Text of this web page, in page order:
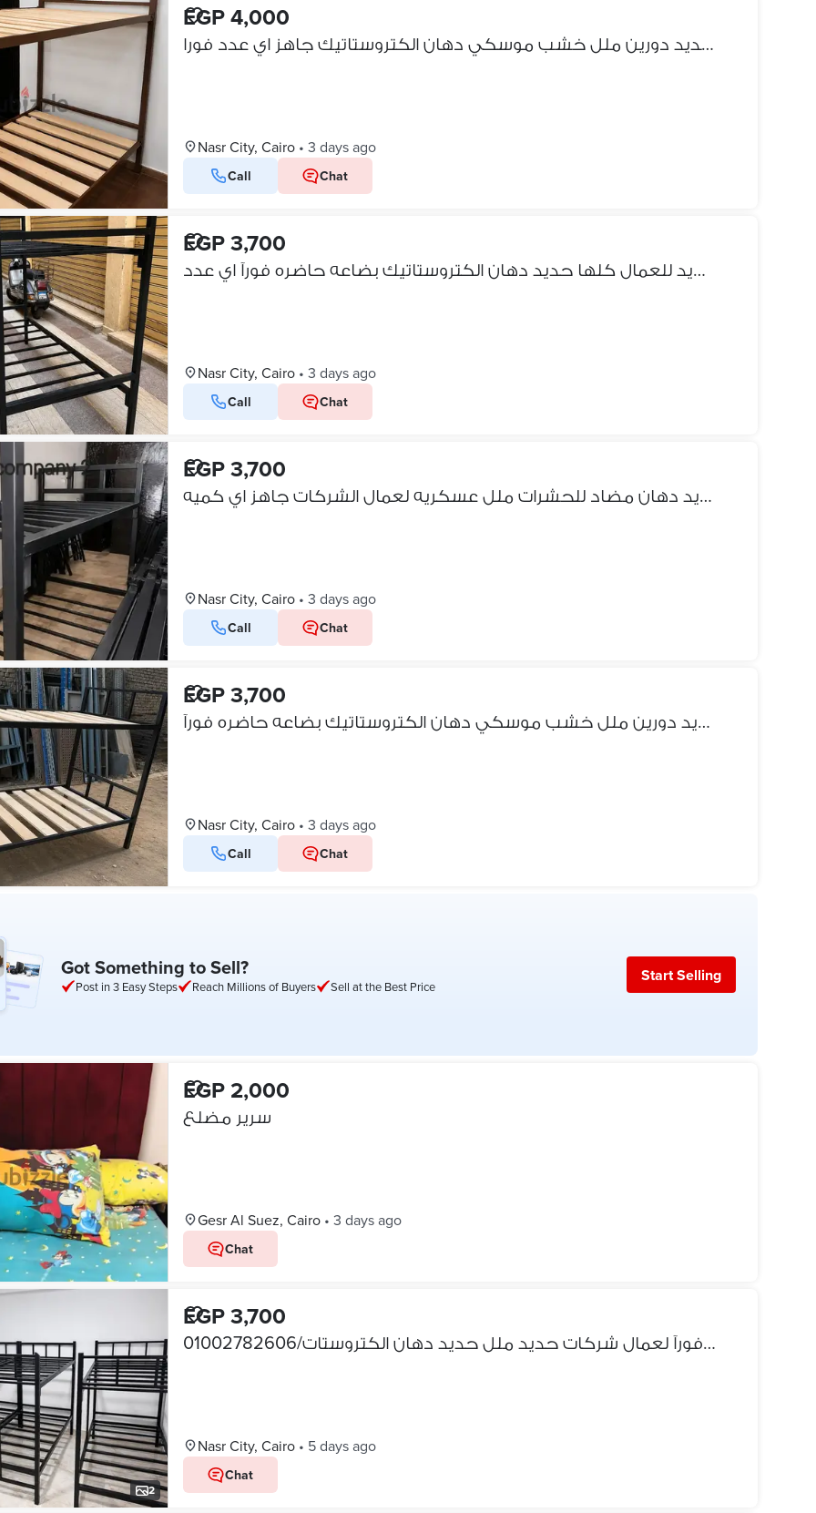
EGP 4,000
سراير حديد دورين ملل خشب موسكي دهان الكتروستاتيك جاهز اي عدد فورا
Nasr City, Cairo • 3 days ago
Call Chat
EGP 3,700
سراير حديد للعمال كلها حديد دهان الكتروستاتيك بضاعه حاضره فورآ اي عدد
Nasr City, Cairo • 3 days ago
Call Chat
EGP 3,700
سراير حديد دهان مضاد للحشرات ملل عسكريه لعمال الشركات جاهز اي كميه
Nasr City, Cairo • 3 days ago
Call Chat
EGP 3,700
سراير حديد دورين ملل خشب موسكي دهان الكتروستاتيك بضاعه حاضره فورآ
Nasr City, Cairo • 3 days ago
Call Chat
Got Something to Sell?
Post in 3 Easy Steps Reach Millions of Buyers Sell at the Best Price
Start Selling
EGP 2,000
سرير مضلع
Gesr Al Suez, Cairo • 3 days ago
Chat
2
EGP 3,700
سراير جاهزه فورآ لعمال شركات حديد ملل حديد دهان الكتروستات/01002782606
Nasr City, Cairo • 5 days ago
Chat